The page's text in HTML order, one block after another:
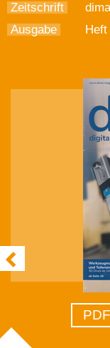
Zeitschrift
dima
Ausgabe
Heft